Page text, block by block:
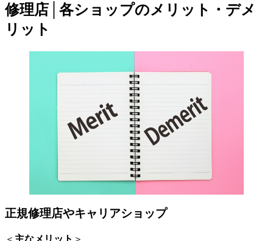
修理店│各ショップのメリット・デメ
リット
正規修理店やキャリアショップ